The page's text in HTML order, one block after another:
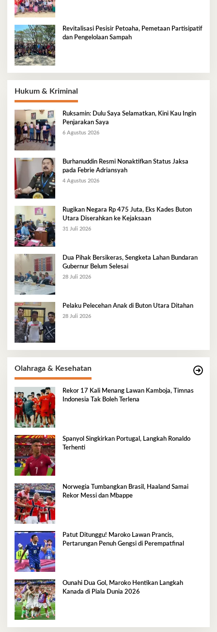
Revitalisasi Pesisir Petoaha, Pemetaan Partisipatif
dan Pengelolaan Sampah
Hukum & Kriminal
Ruksamin: Dulu Saya Selamatkan, Kini Kau Ingin
Penjarakan Saya
6 Agustus 2026
Burhanuddin Resmi Nonaktifkan Status Jaksa
pada Febrie Adriansyah
4 Agustus 2026
Rugikan Negara Rp 475 Juta, Eks Kades Buton
Utara Diserahkan ke Kejaksaan
31 Juli 2026
Dua Pihak Bersikeras, Sengketa Lahan Bundaran
Gubernur Belum Selesai
28 Juli 2026
Pelaku Pelecehan Anak di Buton Utara Ditahan
28 Juli 2026
Olahraga & Kesehatan
Rekor 17 Kali Menang Lawan Kamboja, Timnas
Indonesia Tak Boleh Terlena
Spanyol Singkirkan Portugal, Langkah Ronaldo
Terhenti
Norwegia Tumbangkan Brasil, Haaland Samai
Rekor Messi dan Mbappe
Patut Ditunggu! Maroko Lawan Prancis,
Pertarungan Penuh Gengsi di Perempatfinal
Ounahi Dua Gol, Maroko Hentikan Langkah
Kanada di Piala Dunia 2026